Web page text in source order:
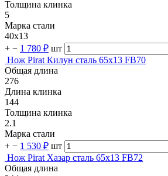
Толщина клинка
5
Марка стали
40х13
+ − 1 780 ₽ шт
Нож Pirat Килун сталь 65х13 FB70
Общая длина
276
Длина клинка
144
Толщина клинка
2.1
Марка стали
+ − 1 530 ₽ шт
Нож Pirat Хазар сталь 65х13 FB72
Общая длина